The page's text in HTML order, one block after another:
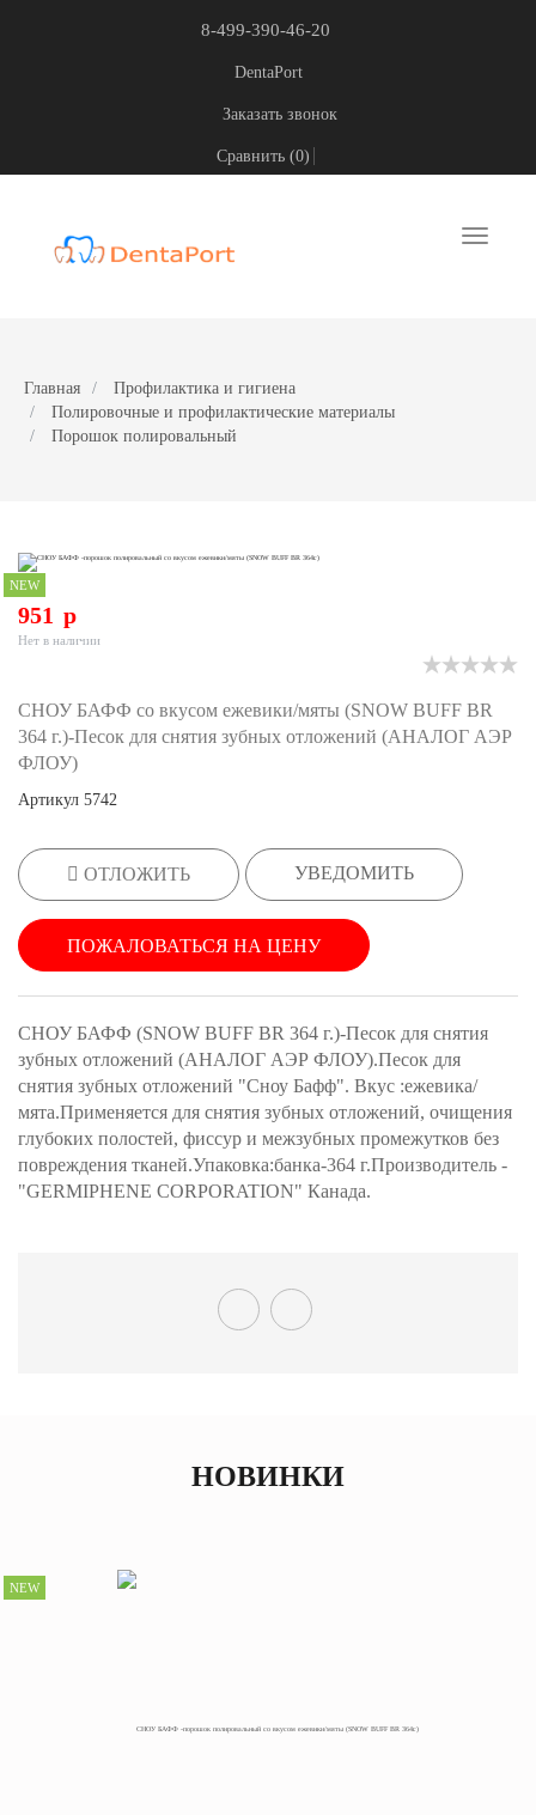
8-499-390-46-20
DentaPort
Заказать звонок
Сравнить (0)
Toggle
Главная
Профилактика и гигиена
Полировочные и профилактические материалы
Порошок полировальный
NEW
951 p
Нет в наличии
СНОУ БАФФ со вкусом ежевики/мяты (SNOW BUFF BR
364 г.)-Песок для снятия зубных отложений (АНАЛОГ АЭР
ФЛОУ)
Артикул 5742
ОТЛОЖИТЬ УВЕДОМИТЬ
ПОЖАЛОВАТЬСЯ НА ЦЕНУ
СНОУ БАФФ (SNOW BUFF BR 364 г.)-Песок для снятия
зубных отложений (АНАЛОГ АЭР ФЛОУ).Песок для
снятия зубных отложений "Сноу Бафф". Вкус :ежевика/
мята.Применяется для снятия зубных отложений, очищения
глубоких полостей, фиссур и межзубных промежутков без
повреждения тканей.Упаковка:банка-364 г.Производитель -
"GERMIPHENE CORPORATION" Канада.
НОВИНКИ
NEW